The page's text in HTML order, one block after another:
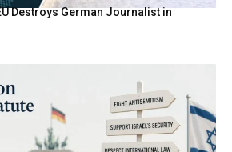
Destroys German Journalist in